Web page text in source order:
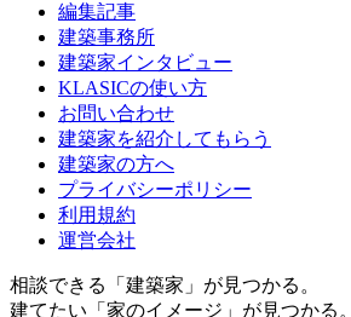
編集記事
建築事務所
建築家インタビュー
KLASICの使い方
お問い合わせ
建築家を紹介してもらう
建築家の方へ
プライバシーポリシー
利用規約
運営会社
相談できる「建築家」が見つかる。
建てたい「家のイメージ」が見つかる。